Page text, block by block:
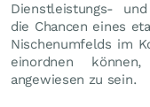
Dienstleistungs-
die Chancen eines
Nischenumfelds im
einordnen
angewiesen zu sein.